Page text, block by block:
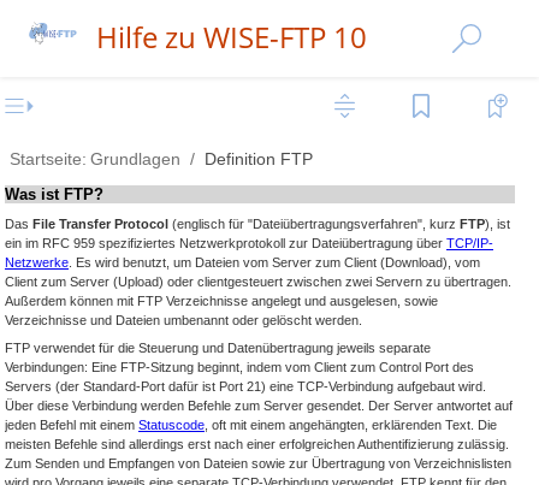
Hilfe zu WISE-FTP 10
Startseite: Grundlagen
Definition FTP
Was ist FTP?
Das File Transfer Protocol (englisch für "Dateiübertragungsverfahren", kurz FTP), ist
ein im RFC 959 spezifiziertes Netzwerkprotokoll zur Dateiübertragung über TCP/IP-
Netzwerke . Es wird benutzt, um Dateien vom Server zum Client (Download), vom
Client zum Server (Upload) oder clientgesteuert zwischen zwei Servern zu übertragen.
Außerdem können mit FTP Verzeichnisse angelegt und ausgelesen, sowie
Verzeichnisse und Dateien umbenannt oder gelöscht werden.
FTP verwendet für die Steuerung und Datenübertragung jeweils separate
Verbindungen: Eine FTP-Sitzung beginnt, indem vom Client zum Control Port des
Servers (der Standard-Port dafür ist Port 21) eine TCP-Verbindung aufgebaut wird.
Über diese Verbindung werden Befehle zum Server gesendet. Der Server antwortet auf
jeden Befehl mit einem Statuscode , oft mit einem angehängten, erklärenden Text. Die
meisten Befehle sind allerdings erst nach einer erfolgreichen Authentifizierung zulässig.
Zum Senden und Empfangen von Dateien sowie zur Übertragung von Verzeichnislisten